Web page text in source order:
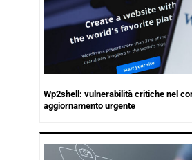
Wp2shell: vulnerabilità critiche nel
aggiornamento urgente